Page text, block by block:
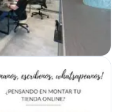
web y publicidad